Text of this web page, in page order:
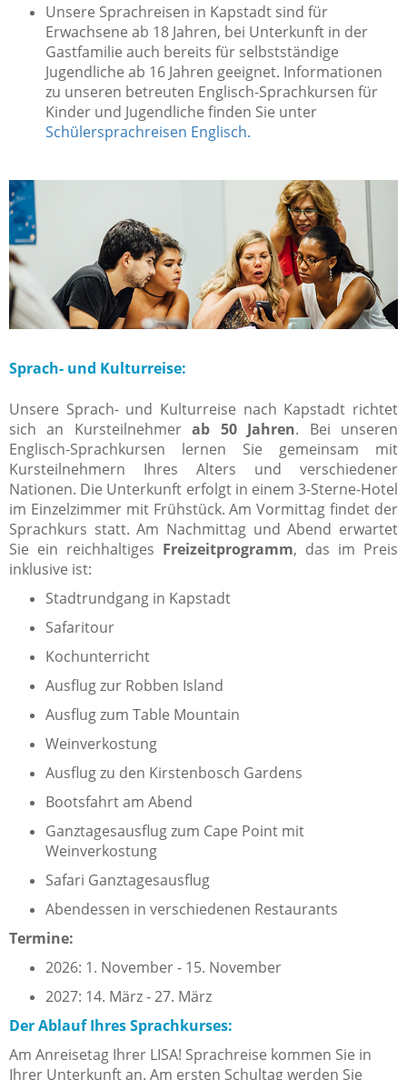
Unsere Sprachreisen in Kapstadt sind für
Erwachsene ab 18 Jahren, bei Unterkunft in der
Gastfamilie auch bereits für selbstständige
Jugendliche ab 16 Jahren geeignet. Informationen
zu unseren betreuten Englisch-Sprachkursen für
Kinder und Jugendliche finden Sie unter
Schülersprachreisen Englisch.
Sprach- und Kulturreise:
Unsere Sprach- und Kulturreise nach Kapstadt richtet
sich an Kursteilnehmerab 50 Jahren. Bei unseren
Englisch-Sprachkursen lernen Sie gemeinsam mit
Kursteilnehmern Ihres Alters und verschiedener
Nationen. Die Unterkunft erfolgt in einem 3-Sterne-Hotel
im Einzelzimmer mit Frühstück. Am Vormittag findet der
Sprachkurs statt. Am Nachmittag und Abend erwartet
Sie ein reichhaltiges Freizeitprogramm, das im Preis
inklusive ist:
Stadtrundgang in Kapstadt
Safaritour
Kochunterricht
Ausflug zur Robben Island
Ausflug zum Table Mountain
Weinverkostung
Ausflug zu den Kirstenbosch Gardens
Bootsfahrt am Abend
Ganztagesausflug zum Cape Point mit
Weinverkostung
Safari Ganztagesausflug
Abendessen in verschiedenen Restaurants
Termine:
2026: 1. November - 15. November
2027: 14. März - 27. März
Der Ablauf Ihres Sprachkurses:
Am Anreisetag Ihrer LISA! Sprachreise kommen Sie in
Ihrer Unterkunft an. Am ersten Schultag werden Sie